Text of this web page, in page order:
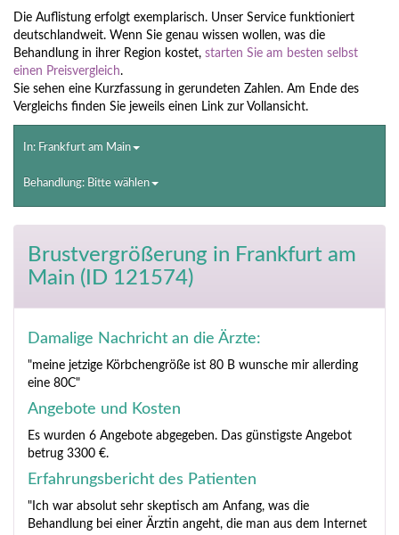
Die Auflistung erfolgt exemplarisch. Unser Service funktioniert
deutschlandweit. Wenn Sie genau wissen wollen, was die
Behandlung in ihrer Region kostet, starten Sie am besten selbst
einen Preisvergleich.
Sie sehen eine Kurzfassung in gerundeten Zahlen. Am Ende des
Vergleichs finden Sie jeweils einen Link zur Vollansicht.
In: Frankfurt am Main
Behandlung: Bitte wählen
Brustvergrößerung in Frankfurt am
Main (ID 121574)
Damalige Nachricht an die Ärzte:
"meine jetzige Körbchengröße ist 80 B wunsche mir allerding
eine 80C"
Angebote und Kosten
Es wurden 6 Angebote abgegeben. Das günstigste Angebot
betrug 3300 €.
Erfahrungsbericht des Patienten
"Ich war absolut sehr skeptisch am Anfang, was die
Behandlung bei einer Ärztin angeht, die man aus dem Internet